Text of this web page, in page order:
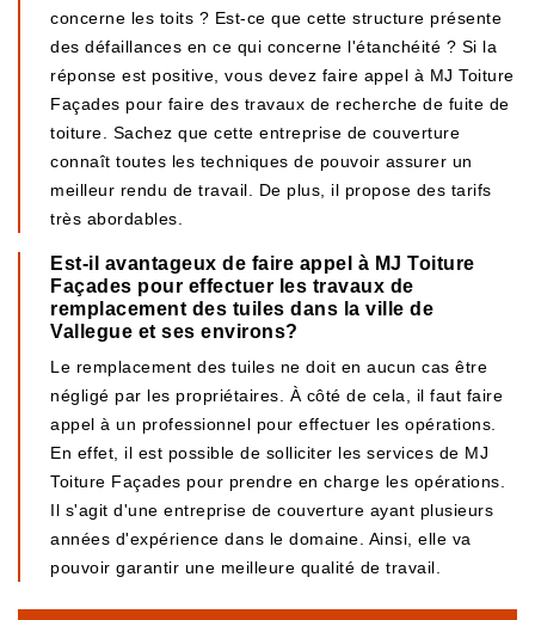
concerne les toits ? Est-ce que cette structure présente
des défaillances en ce qui concerne l'étanchéité ? Si la
réponse est positive, vous devez faire appel à MJ Toiture
Façades pour faire des travaux de recherche de fuite de
toiture. Sachez que cette entreprise de couverture
connaît toutes les techniques de pouvoir assurer un
meilleur rendu de travail. De plus, il propose des tarifs
très abordables.
Est-il avantageux de faire appel à MJ Toiture
Façades pour effectuer les travaux de
remplacement des tuiles dans la ville de
Vallegue et ses environs?
Le remplacement des tuiles ne doit en aucun cas être
négligé par les propriétaires. À côté de cela, il faut faire
appel à un professionnel pour effectuer les opérations.
En effet, il est possible de solliciter les services de MJ
Toiture Façades pour prendre en charge les opérations.
Il s'agit d'une entreprise de couverture ayant plusieurs
années d'expérience dans le domaine. Ainsi, elle va
pouvoir garantir une meilleure qualité de travail.